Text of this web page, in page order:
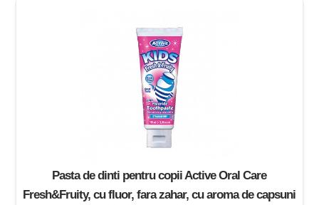
Pasta de dinti pentru copii Active Oral Care
Fresh&Fruity, cu fluor, fara zahar, cu aroma de capsuni